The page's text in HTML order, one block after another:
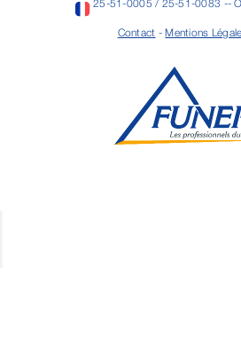
25-51-0005 / 25-51-0083 --
Contact -Mentions